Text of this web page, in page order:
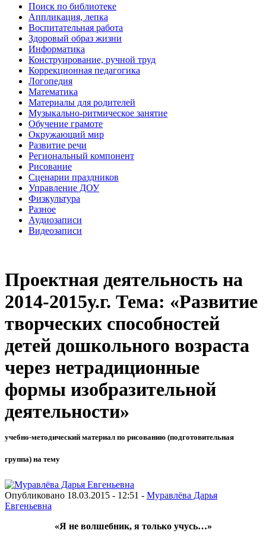
Поиск по библиотеке
Аппликация, лепка
Воспитательная работа
Здоровый образ жизни
Информатика
Конструирование, ручной труд
Коррекционная педагогика
Логопедия
Математика
Материалы для родителей
Музыкально-ритмическое занятие
Обучение грамоте
Окружающий мир
Развитие речи
Региональный компонент
Рисование
Сценарии праздников
Управление ДОУ
Физкультура
Разное
Аудиозаписи
Видеозаписи
Проектная деятельность на
2014-2015у.г. Тема: «Развитие
творческих способностей
детей дошкольного возраста
через нетрадиционные
формы изобразительной
деятельности»
учебно-методический материал по рисованию (подготовительная
группа) на тему
Опубликовано 18.03.2015 - 12:51 - Муравлёва Дарья
Евгеньевна
«Я не волшебник, я только учусь…»